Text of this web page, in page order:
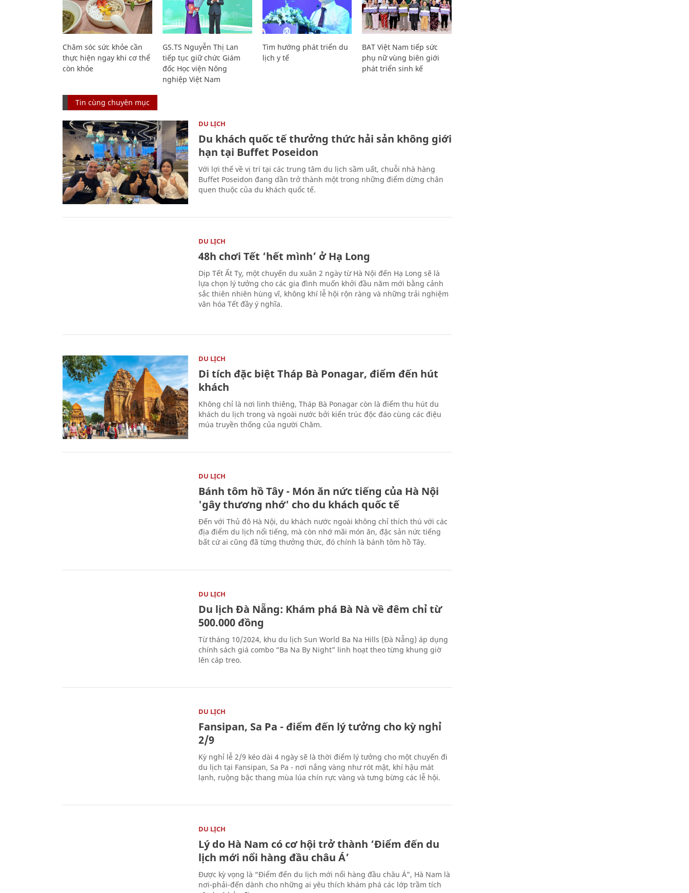
Chăm sóc sức khỏe cần
thực hiện ngay khi cơ thể
còn khỏe
GS.TS Nguyễn Thị Lan
tiếp tục giữ chức Giám
đốc Học viện Nông
nghiệp Việt Nam
Tìm hướng phát triển du
lịch y tế
BAT Việt Nam tiếp sức
phụ nữ vùng biên giới
phát triển sinh kế
Tin cùng chuyên mục
DU LỊCH
Du khách quốc tế thưởng thức hải sản không giới
hạn tại Buffet Poseidon
Với lợi thế về vị trí tại các trung tâm du lịch sầm uất, chuỗi nhà hàng
Buffet Poseidon đang dần trở thành một trong những điểm dừng chân
quen thuộc của du khách quốc tế.
DU LỊCH
48h chơi Tết ‘hết mình’ ở Hạ Long
Dịp Tết Ất Tỵ, một chuyến du xuân 2 ngày từ Hà Nội đến Hạ Long sẽ là
lựa chọn lý tưởng cho các gia đình muốn khởi đầu năm mới bằng cảnh
sắc thiên nhiên hùng vĩ, không khí lễ hội rộn ràng và những trải nghiệm
văn hóa Tết đầy ý nghĩa.
DU LỊCH
Di tích đặc biệt Tháp Bà Ponagar, điểm đến hút
khách
Không chỉ là nơi linh thiêng, Tháp Bà Ponagar còn là điểm thu hút du
khách du lịch trong và ngoài nước bởi kiến trúc độc đáo cùng các điệu
múa truyền thống của người Chăm.
DU LỊCH
Bánh tôm hồ Tây - Món ăn nức tiếng của Hà Nội
'gây thương nhớ' cho du khách quốc tế
Đến với Thủ đô Hà Nội, du khách nước ngoài không chỉ thích thú với các
địa điểm du lịch nổi tiếng, mà còn nhớ mãi món ăn, đặc sản nức tiếng
bất cứ ai cũng đã từng thưởng thức, đó chính là bánh tôm hồ Tây.
DU LỊCH
Du lịch Đà Nẵng: Khám phá Bà Nà về đêm chỉ từ
500.000 đồng
Từ tháng 10/2024, khu du lịch Sun World Ba Na Hills (Đà Nẵng) áp dụng
chính sách giá combo “Ba Na By Night” linh hoạt theo từng khung giờ
lên cáp treo.
DU LỊCH
Fansipan, Sa Pa - điểm đến lý tưởng cho kỳ nghỉ
2/9
Kỳ nghỉ lễ 2/9 kéo dài 4 ngày sẽ là thời điểm lý tưởng cho một chuyến đi
du lịch tại Fansipan, Sa Pa - nơi nắng vàng như rót mật, khí hậu mát
lạnh, ruộng bậc thang mùa lúa chín rực vàng và tưng bừng các lễ hội.
DU LỊCH
Lý do Hà Nam có cơ hội trở thành ‘Điểm đến du
lịch mới nổi hàng đầu châu Á’
Được kỳ vọng là “Điểm đến du lịch mới nổi hàng đầu châu Á”, Hà Nam là
nơi-phải-đến dành cho những ai yêu thích khám phá các lớp trầm tích